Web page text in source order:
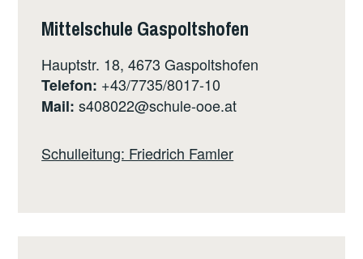
Mittelschule Gaspoltshofen
Hauptstr. 18, 4673 Gaspoltshofen
Telefon: +43/7735/8017-10
Mail: s408022@schule-ooe.at
Schulleitung: Friedrich Famler